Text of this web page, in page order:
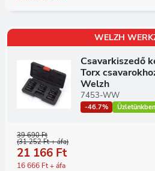
WELZH
Csavarkiszedő
Torx
Welzh
7453-WW
-46.7% Üzletünkben
39 690 Ft
(31 252 Ft + áfa)
21 166 Ft
16 666 Ft + áfa